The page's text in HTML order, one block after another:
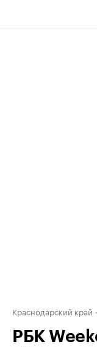
Краснодарский край
РБК